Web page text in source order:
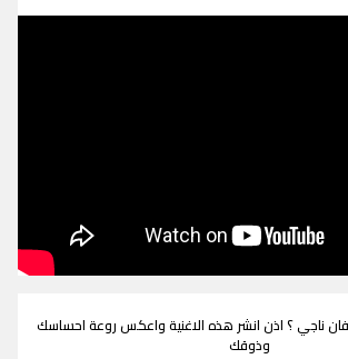
ناجي ؟ اذن انشر هذه الاغنية واعكس روعة احساسك
وذوقك